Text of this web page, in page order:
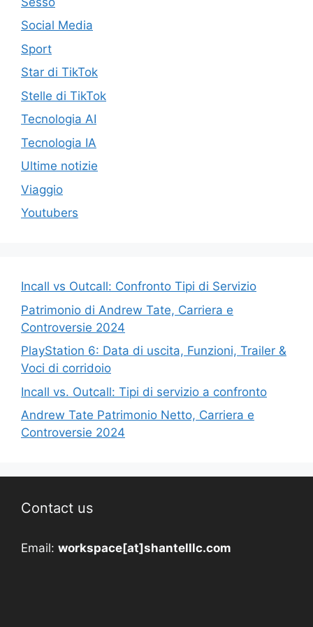
Social Media
Sport
Star di TikTok
Stelle di TikTok
Tecnologia AI
Tecnologia IA
Ultime notizie
Viaggio
Youtubers
Incall vs Outcall: Confronto Tipi di Servizio
Patrimonio di Andrew Tate, Carriera e
Controversie 2024
PlayStation 6: Data di uscita, Funzioni, Trailer &
Voci di corridoio
Incall vs. Outcall: Tipi di servizio a confronto
Andrew Tate Patrimonio Netto, Carriera e
Controversie 2024
Contact us
Email: workspace[at]shantelllc.com